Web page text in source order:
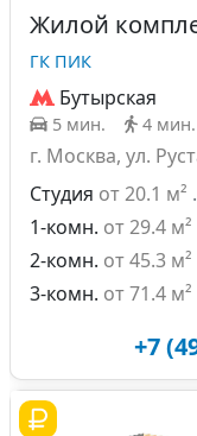
Жилой
ГК ПИК
Бутырская
5 мин. 4 мин.
г. Москва, ул.
Студия от 20.1 м²
1-комн. от 29.4 м²
2-комн. от 45.3 м²
3-комн. от 71.4 м²
+7